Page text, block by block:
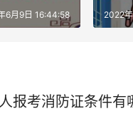
人数有明确要求，这
6月9日 16:44:58 2022
报考消防证条件有